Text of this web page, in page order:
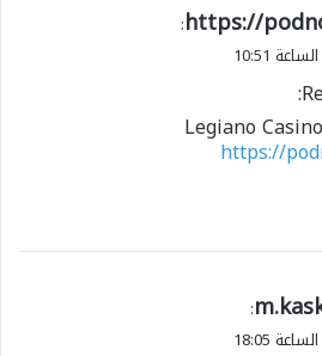
https://
:
Legiano
https://
: